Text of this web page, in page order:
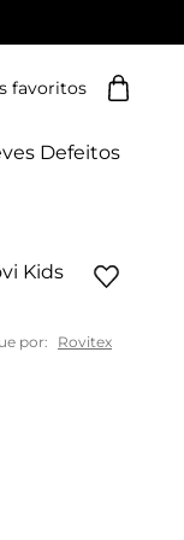
favoritos
Defeitos
Kids
por: Rovitex